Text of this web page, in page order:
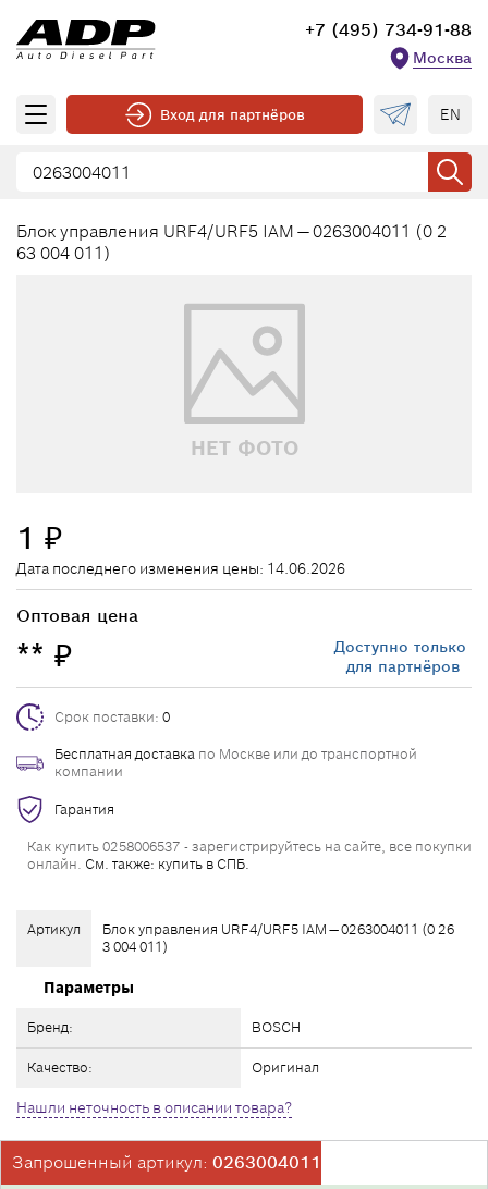
+7 (495) 734-91-88
Москва
Вход для партнёров EN
Блок управления URF4/URF5 IAM — 0263004011 (0 2
63 004 011)
НЕТ ФОТО
Артикул
Блок управления URF4/URF5 IAM — 0263004011 (0 26
3 004 011)
Параметры
Бренд: BOSCH
Качество: Оригинал
Нашли неточность в описании товара?
1 ₽
Дата последнего изменения цены: 14.06.2026
Оптовая цена
** ₽
Доступно только
для партнёров
Срок поставки: 0
Бесплатная доставка по Москве или до транспортной
компании
Гарантия
Как купить 0258006537 - зарегистрируйтесь на сайте, все покупки
онлайн. См. также: купить в СПБ.
Запрошенный артикул: 0263004011